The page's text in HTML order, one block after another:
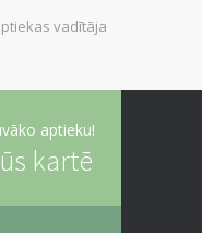
vadītāja
aptieku!
kartē